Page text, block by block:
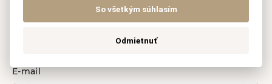
E-mail
So všetkým súhlasím
Odmietnuť